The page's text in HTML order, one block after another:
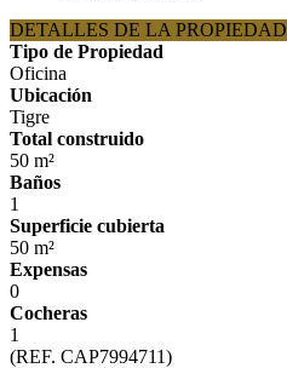
DETALLES DE LA PROPIEDAD
Tipo de Propiedad
Oficina
Ubicación
Tigre
Total construido
50 m²
Baños
1
Superficie cubierta
50 m²
Expensas
0
Cocheras
1
(REF. CAP7994711)